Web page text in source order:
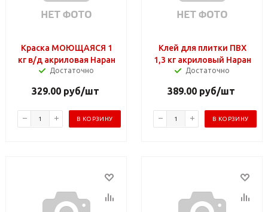
Краска МОЮЩАЯСЯ 1
кг в/д акриловая Наран
Достаточно
329.00руб/шт
В КОРЗИНУ
Клей для плитки ПВХ
1,3 кг акриловый Наран
Достаточно
389.00руб/шт
В КОРЗИНУ